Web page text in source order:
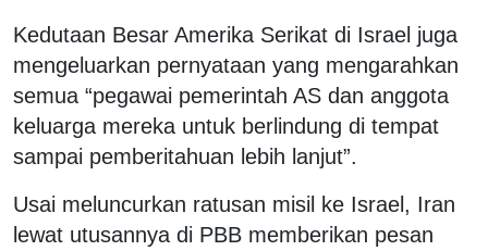
Kedutaan Besar Amerika Serikat di Israel juga
mengeluarkan pernyataan yang mengarahkan
semua “pegawai pemerintah AS dan anggota
keluarga mereka untuk berlindung di tempat
sampai pemberitahuan lebih lanjut”.
Usai meluncurkan ratusan misil ke Israel, Iran
lewat utusannya di PBB memberikan pesan